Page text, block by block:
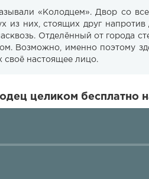
«Колодцем». Двор со
из них, стоящих друг
Отделённый от города
Возможно, именно поэтому
настоящее лицо.
целиком бесплатно